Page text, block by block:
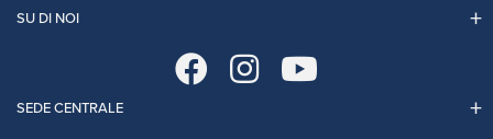
SU DI NOI
SEDE CENTRALE